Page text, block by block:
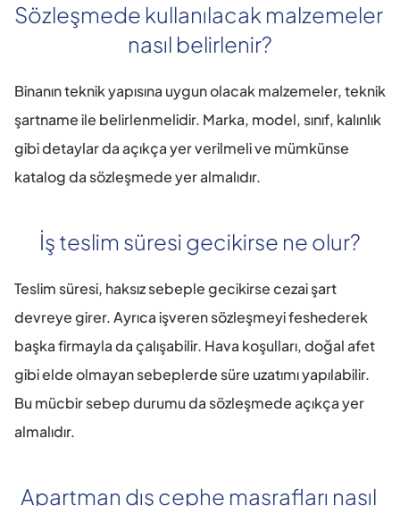
Sözleşmede kullanılacak malzemeler
nasıl belirlenir?
Binanın teknik yapısına uygun olacak malzemeler, teknik
şartname ile belirlenmelidir. Marka, model, sınıf, kalınlık
gibi detaylar da açıkça yer verilmeli ve mümkünse
katalog da sözleşmede yer almalıdır.
İş teslim süresi gecikirse ne olur?
Teslim süresi, haksız sebeple gecikirse cezai şart
devreye girer. Ayrıca işveren sözleşmeyi feshederek
başka firmayla da çalışabilir. Hava koşulları, doğal afet
gibi elde olmayan sebeplerde süre uzatımı yapılabilir.
Bu mücbir sebep durumu da sözleşmede açıkça yer
almalıdır.
Apartman dış cephe masrafları nasıl